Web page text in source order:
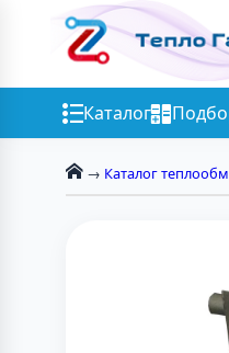
Каталог
→ Каталог